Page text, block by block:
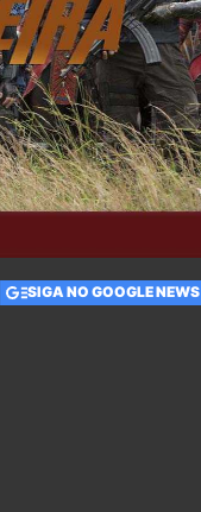
SIGA NO GOOGLE NEWS